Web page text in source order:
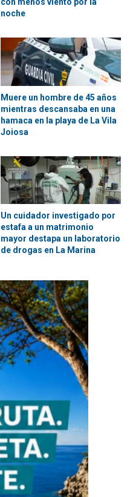
noche
Muere un hombre de 45 años
mientras descansaba en una
hamaca en la playa de La Vila
Joiosa
Un cuidador investigado por
estafa a un matrimonio
mayor destapa un laboratorio
de drogas en La Marina